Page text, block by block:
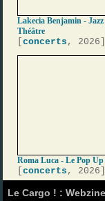
Lakecia Benjamin -
Théâtre
[concerts , 2026]
Roma Luca - Le Pop
[concerts , 2026]
Le Cargo ! :